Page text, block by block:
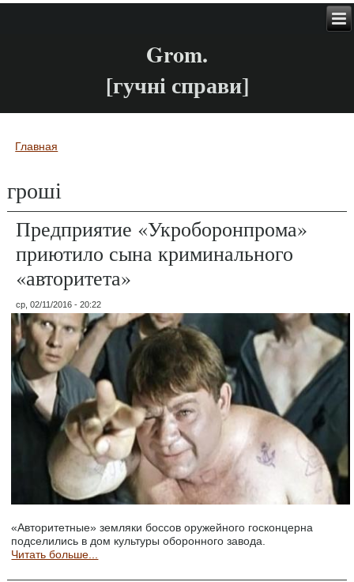
Grom.
[гучні справи]
Вы здесь
Главная
гроші
Предприятие «Укроборонпрома»
приютило сына криминального
«авторитета»
ср, 02/11/2016 - 20:22
«Авторитетные» земляки боссов оружейного госконцерна
подселились в дом культуры оборонного завода.
Читать больше...